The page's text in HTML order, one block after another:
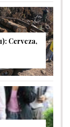
Cerveza,